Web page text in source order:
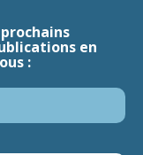
en
: